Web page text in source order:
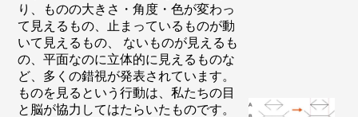
り、ものの大きさ・角度・色が変わっ
て見えるもの、止まっているものが動
いて見えるもの、 ないものが見えるも
の、平面なのに立体的に見えるものな
ど、多くの錯視が発表されています。
ものを見るという行動は、私たちの目
と脳が協力してはたらいたものです。